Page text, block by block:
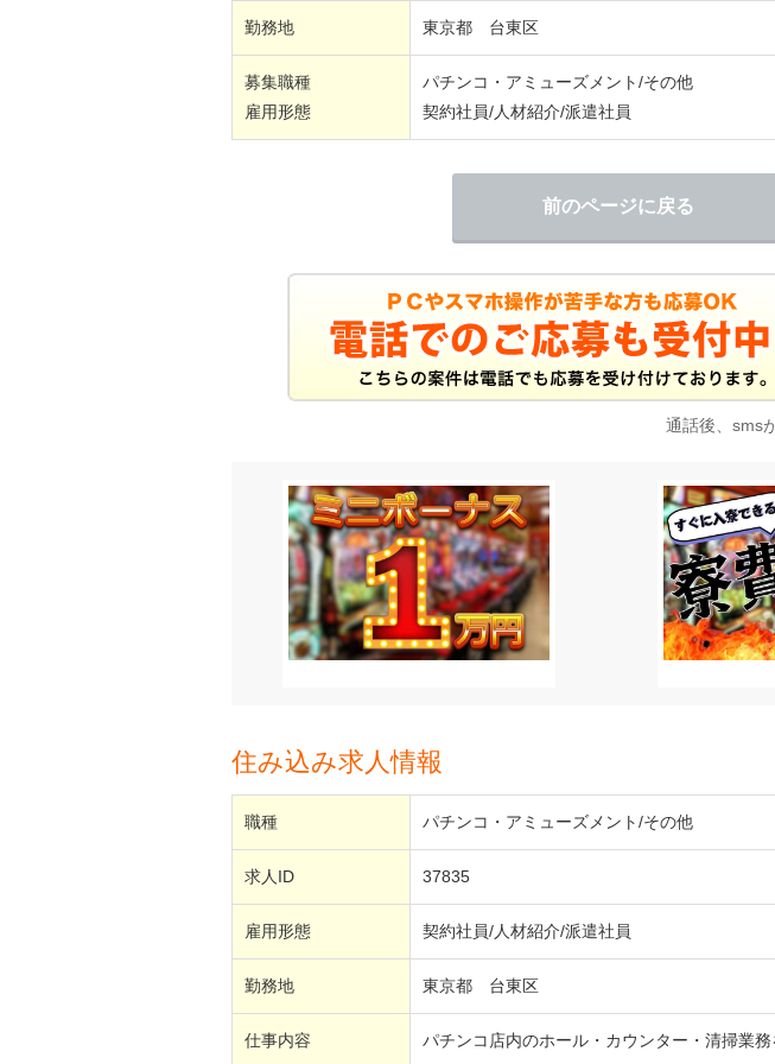
勤務地 東京都 台東区
募集職種
雇用形態
パチンコ・アミューズメント/その他
契約社員/人材紹介/派遣社員
前のページに戻る
通話後、sms
住み込み求人情報
職種 パチンコ・アミューズメント/その他
求人ID 37835
雇用形態 契約社員/人材紹介/派遣社員
勤務地 東京都 台東区
仕事内容 パチンコ店内のホール・カウンター・清掃業務